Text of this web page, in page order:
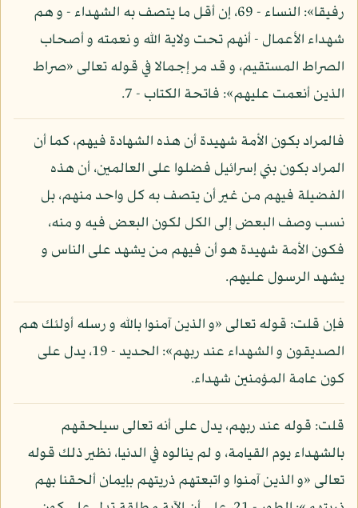
رفيقا»: النساء - 69، إن أقل ما يتصف به الشهداء - و هم
شهداء الأعمال - أنهم تحت ولاية الله و نعمته و أصحاب
الصراط المستقيم، و قد مر إجمالا في قوله تعالى «صراط
الذين أنعمت عليهم»: فاتحة الكتاب - 7.
فالمراد بكون الأمة شهيدة أن هذه الشهادة فيهم، كما أن
المراد بكون بني إسرائيل فضلوا على العالمين، أن هذه
الفضيلة فيهم من غير أن يتصف به كل واحد منهم، بل
نسب وصف البعض إلى الكل لكون البعض فيه و منه،
فكون الأمة شهيدة هو أن فيهم من يشهد على الناس و
يشهد الرسول عليهم.
فإن قلت: قوله تعالى «و الذين آمنوا بالله و رسله أولئك هم
الصديقون و الشهداء عند ربهم»: الحديد - 19، يدل على
كون عامة المؤمنين شهداء.
قلت: قوله عند ربهم، يدل على أنه تعالى سيلحقهم
بالشهداء يوم القيامة، و لم ينالوه في الدنيا، نظير ذلك قوله
تعالى «و الذين آمنوا و اتبعتهم ذريتهم بإيمان ألحقنا بهم